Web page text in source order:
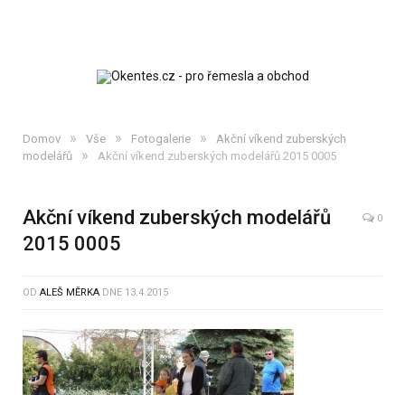
Domov » Vše » Fotogalerie »
Akční víkend zuberských
modelářů
» Akční víkend zuberských modelářů 2015 0005
Akční víkend zuberských modelářů
2015 0005
0
OD ALEŠ MĚRKA DNE 13.4.2015